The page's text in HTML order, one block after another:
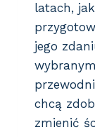
latach,
jego
chcą
zmienić